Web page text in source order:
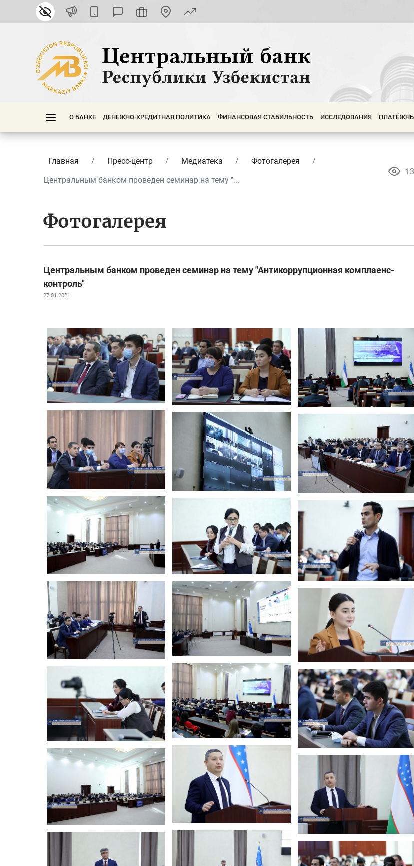
О БАНКЕ ДЕНЕЖНО-КРЕДИТНАЯ ПОЛИТИКА ФИНАНСОВАЯ СТАБИЛЬНОСТЬ ИССЛЕДОВАНИЯ
Главная Пресс-центр Медиатека
Фотогалерея
Центральным банком проведен семинар на тему "...
Фотогалерея
Центральным банком проведен семинар на тему "Антикоррупционная комплаенс-
контроль"
27.01.2021